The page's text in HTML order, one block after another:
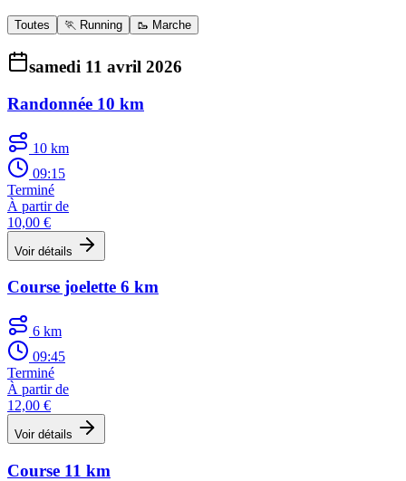
Toutes 🏃 Running 🥾 Marche
samedi 11 avril 2026
Randonnée 10 km
10 km
09:15
Terminé
À partir de
10,00 €
Voir détails
Course joelette 6 km
6 km
09:45
Terminé
À partir de
12,00 €
Voir détails
Course 11 km